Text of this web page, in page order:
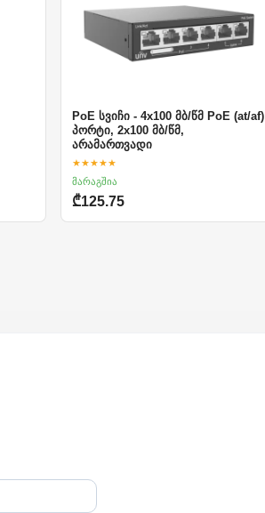
PoE სვიჩი - 4x100 მბ/წმ PoE (at/af)
პორტი, 2x100 მბ/წმ,
არამართვადი
★★★★★
მარაგშია
₾125.75